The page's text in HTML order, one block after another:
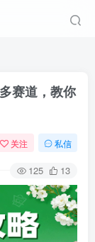
赛道，教你
关注 私信
125 13